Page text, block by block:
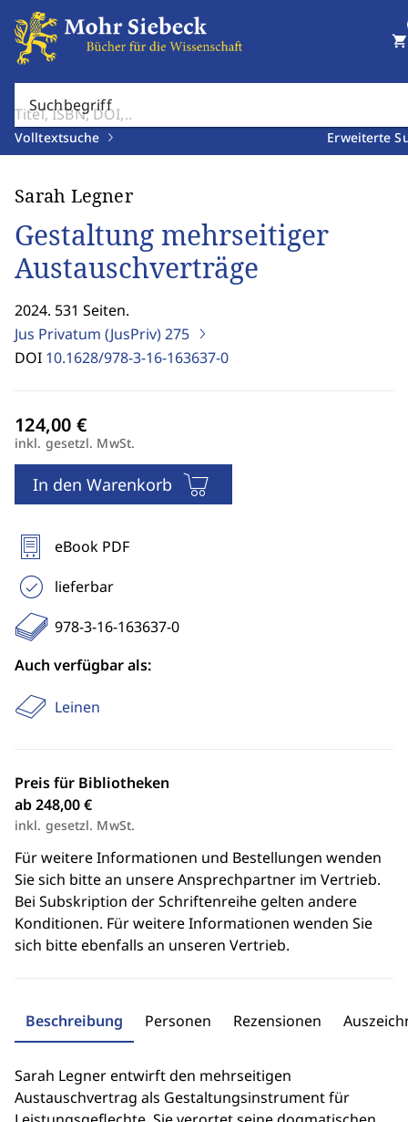
Suchbegriff
Volltextsuche Erweiterte
shopping_cart
Sarah Legner
Gestaltung mehrseitiger
Austauschverträge
2024. 531 Seiten.
Jus Privatum (JusPriv)275
DOI 10.1628/978-3-16-163637-0
inkl. gesetzl. MwSt.
In den Warenkorb
eBook PDF
lieferbar
978-3-16-163637-0
Auch verfügbar als:
Leinen
Preis für Bibliotheken
ab 248,00 €
inkl. gesetzl. MwSt.
Für weitere Informationen und Bestellungen wenden
Sie sich bitte an unsere Ansprechpartner im Vertrieb.
Bei Subskription der Schriftenreihe gelten andere
Konditionen. Für weitere Informationen wenden Sie
sich bitte ebenfalls an unseren Vertrieb.
Beschreibung Personen Rezensionen
Sarah Legner entwirft den mehrseitigen
Austauschvertrag als Gestaltungsinstrument für